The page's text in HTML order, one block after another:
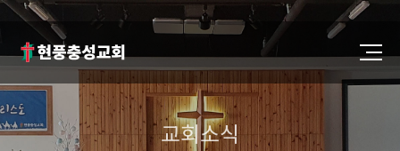
교회소식